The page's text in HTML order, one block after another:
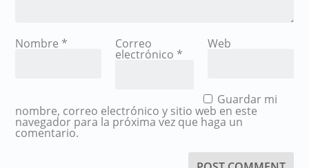
Nombre * Correo
electrónico *
Web
Guardar mi
nombre, correo electrónico y sitio web en este
navegador para la próxima vez que haga un
comentario.